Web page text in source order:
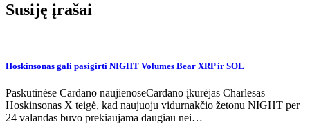
Susiję įrašai
Hoskinsonas gali pasigirti NIGHT Volumes Bear XRP ir SOL
Paskutinėse Cardano naujienoseCardano įkūrėjas Charlesas
Hoskinsonas X teigė, kad naujuoju vidurnakčio žetonu NIGHT per
24 valandas buvo prekiaujama daugiau nei…